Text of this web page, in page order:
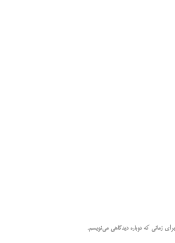
زمانی که دوباره دیدگاهی می‌نویسم.